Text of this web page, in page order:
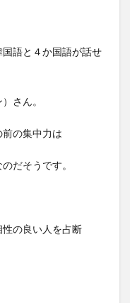
語と４か国語が話せ
さん。
の集中力は
だそうです。
の良い人を占断